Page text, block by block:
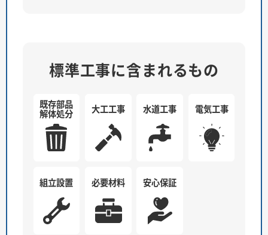
標準工事に含まれるもの
既存部品
解体処分 大工工事 水道工事 電気工事
組立設置 必要材料 安心保証